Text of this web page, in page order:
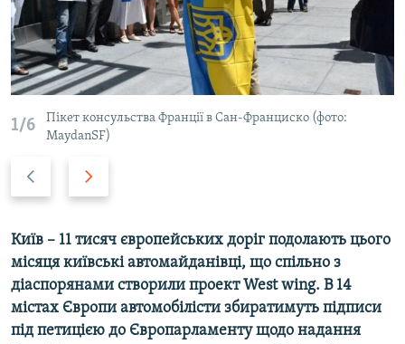
ВІДЕОУРОКИ «ELIFBE»
СВІДЧЕННЯ ОКУПАЦІЇ
УКРАЇНСЬКА ПРОБЛЕМА КРИМУ
ІНФОГРАФІКА
Русский
Qırımtatar
ДОЛУЧАЙСЯ!
Усі сайти RFE/RL
1/6
Пікет консульства Франції в Сан-Франциско (фото:
MaydanSF)
Previous
Next
Київ – 11 тисяч європейських доріг подолають цього
місяця київські автомайданівці, що спільно з
діаспорянами створили проект West wing. В 14
містах Європи автомобілісти збиратимуть підписи
під петицією до Європарламенту щодо надання